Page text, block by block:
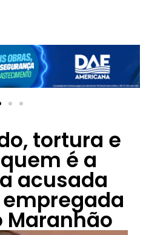
tortura e
é a
acusada
Maranhão